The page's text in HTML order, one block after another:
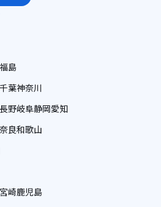
福島
千葉神奈川
長野岐阜静岡愛知
奈良和歌山
宮崎鹿児島